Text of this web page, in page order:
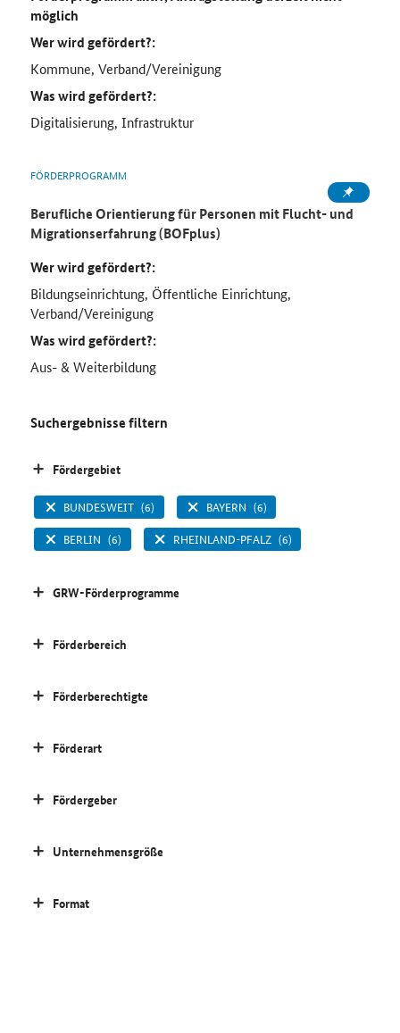
möglich
Wer wird gefördert?:
Kommune, Verband/Vereinigung
Was wird gefördert?:
Digitalisierung, Infrastruktur
FÖRDERPROGRAMM
Berufliche Orientierung für Personen mit Flucht- und
Migrationserfahrung (BOFplus)
Wer wird gefördert?:
Bildungseinrichtung, Öffentliche Einrichtung,
Verband/Vereinigung
Was wird gefördert?:
Aus- & Weiterbildung
Suchergebnisse filtern
Fördergebiet
BUNDESWEIT (6) BAYERN (6)
BERLIN (6) RHEINLAND-PFALZ (6)
GRW-Förderprogramme
Förderbereich
Förderberechtigte
Förderart
Fördergeber
Unternehmensgröße
Format